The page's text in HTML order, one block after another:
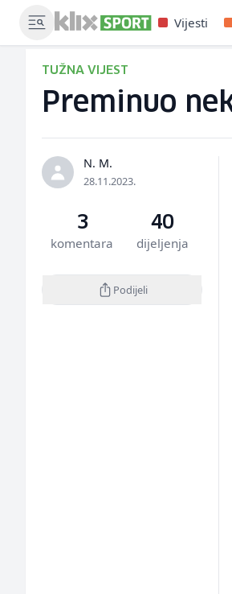
Vijesti
TUŽNA VIJEST
Preminuo
N. M.
28.11.2023.
3
komentara
40
dijeljenja
Podijeli